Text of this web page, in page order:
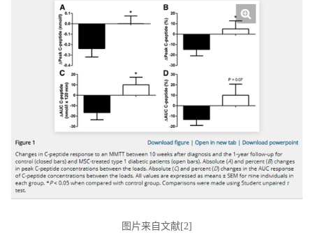
图片来自文献[2]